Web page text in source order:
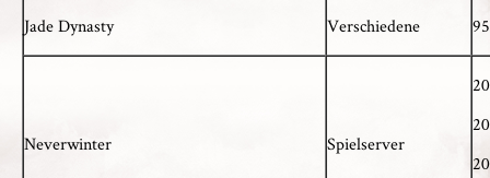
Jade Dynasty Verschiedene
Neverwinter Spielserver